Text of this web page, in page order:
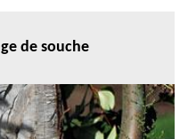
de souche